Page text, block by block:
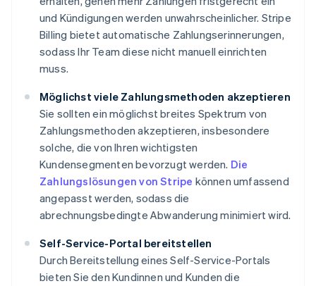
und Kündigungen werden unwahrscheinlicher. Stripe
Billing bietet automatische Zahlungserinnerungen,
sodass Ihr Team diese nicht manuell einrichten
muss.
Möglichst viele Zahlungsmethoden akzeptieren
Sie sollten ein möglichst breites Spektrum von
Zahlungsmethoden akzeptieren, insbesondere
solche, die von Ihren wichtigsten
Kundensegmenten bevorzugt werden. Die
Zahlungslösungen von Stripe können umfassend
angepasst werden, sodass die
abrechnungsbedingte Abwanderung minimiert wird.
Self-Service-Portal bereitstellen
Durch Bereitstellung eines Self-Service-Portals
bieten Sie den Kundinnen und Kunden die